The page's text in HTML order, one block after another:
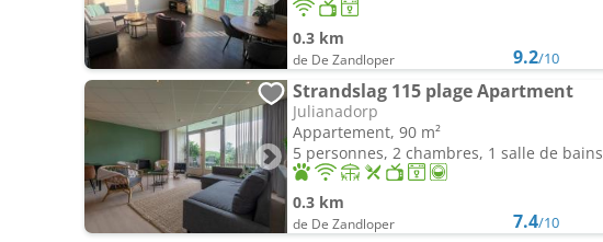
0.3 km
de De Zandloper 9.2/10
Strandslag 115 plage Apartment
Julianadorp
Appartement, 90 m²
5 personnes, 2 chambres, 1 salle de bains
0.3 km
de De Zandloper 7.4/10